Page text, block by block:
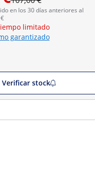
en los 30 días anteriores al
limitado
garantizado
Verificar stock